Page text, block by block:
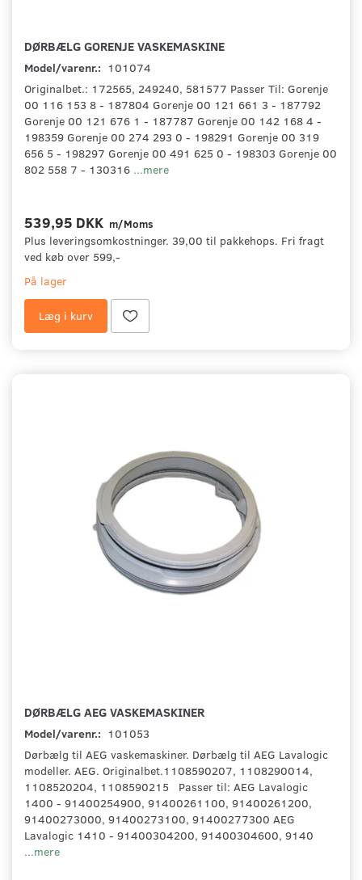
DØRBÆLG GORENJE VASKEMASKINE
Model/varenr.: 101074
Originalbet.: 172565, 249240, 581577 Passer Til: Gorenje
00 116 153 8 - 187804 Gorenje 00 121 661 3 - 187792
Gorenje 00 121 676 1 - 187787 Gorenje 00 142 168 4 -
198359 Gorenje 00 274 293 0 - 198291 Gorenje 00 319
656 5 - 198297 Gorenje 00 491 625 0 - 198303 Gorenje 00
802 558 7 - 130316 ...mere
539,95 DKK m/Moms
Plus leveringsomkostninger. 39,00 til pakkehops. Fri fragt
ved køb over 599,-
På lager
Læg i kurv
DØRBÆLG AEG VASKEMASKINER
Model/varenr.: 101053
Dørbælg til AEG vaskemaskiner. Dørbælg til AEG Lavalogic
modeller. AEG. Originalbet.1108590207, 1108290014,
1108520204, 1108590215 Passer til: AEG Lavalogic
1400 - 91400254900, 91400261100, 91400261200,
91400273000, 91400273100, 91400277300 AEG
Lavalogic 1410 - 91400304200, 91400304600, 9140
...mere